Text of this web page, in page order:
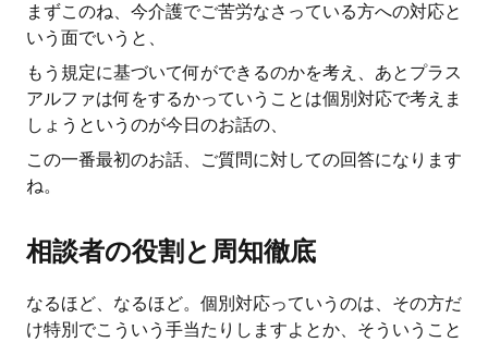
まずこのね、今介護でご苦労なさっている方への対応と
いう面でいうと、
もう規定に基づいて何ができるのかを考え、あとプラス
アルファは何をするかっていうことは個別対応で考えま
しょうというのが今日のお話の、
この一番最初のお話、ご質問に対しての回答になります
ね。
相談者の役割と周知徹底
なるほど、なるほど。個別対応っていうのは、その方だ
け特別でこういう手当たりしますよとか、そういうこと